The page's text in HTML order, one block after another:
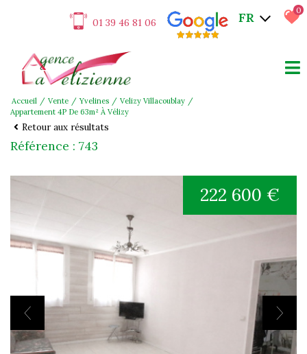
01 39 46 81 06 FR 0
Accueil Vente Yvelines
Velizy Villacoublay
Appartement 4P De 63m² À Vélizy
Retour aux résultats
Référence : 743
222 600 €